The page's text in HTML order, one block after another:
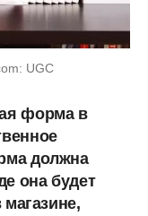
UGC
форма в
должна
она будет
магазине,